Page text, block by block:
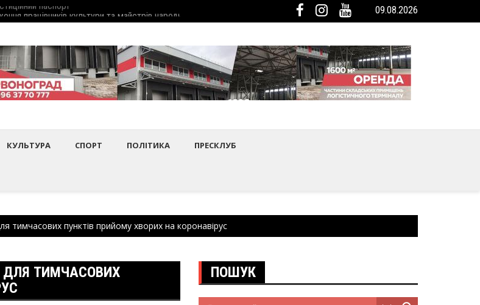
працівників культури та майстрів народного мистецтва Шептицького районуШептицька громада була представлена на Європейському регіональному
09.08.2026
КУЛЬТУРА СПОРТ ПОЛІТИКА ПРЕСКЛУБ
тимчасових пунктів прийому хворих на коронавірус
ДЛЯ ТИМЧАСОВИХ
ПОШУК